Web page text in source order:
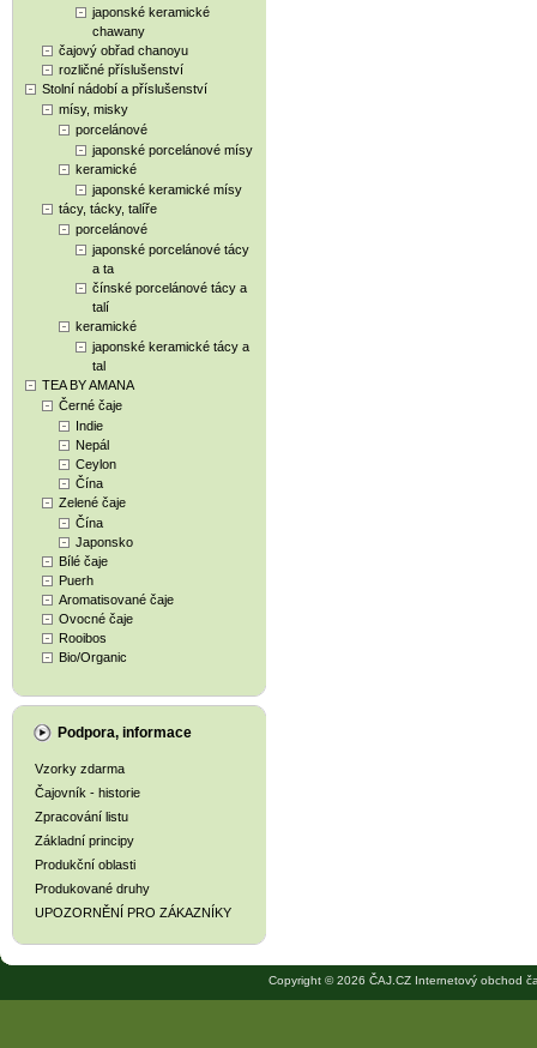
japonské keramické
chawany
čajový obřad chanoyu
rozličné příslušenství
Stolní nádobí a příslušenství
mísy, misky
porcelánové
japonské porcelánové mísy
keramické
japonské keramické mísy
tácy, tácky, talíře
porcelánové
japonské porcelánové tácy
a ta
čínské porcelánové tácy a
talí
keramické
japonské keramické tácy a
tal
TEA BY AMANA
Černé čaje
Indie
Nepál
Ceylon
Čína
Zelené čaje
Čína
Japonsko
Bílé čaje
Puerh
Aromatisované čaje
Ovocné čaje
Rooibos
Bio/Organic
Podpora, informace
Vzorky zdarma
Čajovník - historie
Zpracování listu
Základní principy
Produkční oblasti
Produkované druhy
UPOZORNĚNÍ PRO ZÁKAZNÍKY
Copyright © 2026 ČAJ.CZ Internetový obchod